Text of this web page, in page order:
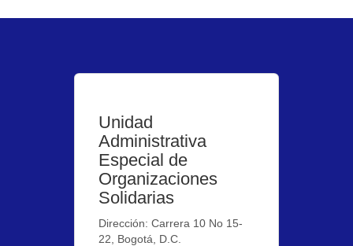
Unidad
Administrativa
Especial de
Organizaciones
Solidarias
Dirección: Carrera 10 No 15-
22, Bogotá, D.C.